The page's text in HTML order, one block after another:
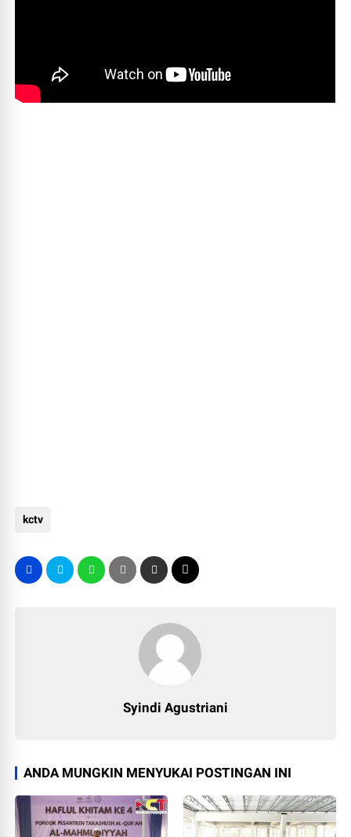
kctv
Syindi Agustriani
ANDA MUNGKIN MENYUKAI POSTINGAN INI